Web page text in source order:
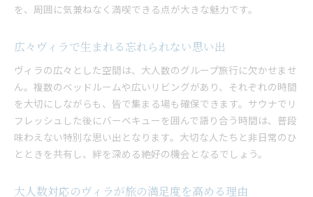
を、周囲に気兼ねなく満喫できる点が大きな魅力です。
広々ヴィラで生まれる忘れられない思い出
ヴィラの広々とした空間は、大人数のグループ旅行に欠かせませ
ん。複数のベッドルームや広いリビングがあり、それぞれの時間
を大切にしながらも、皆で集まる場も確保できます。サウナでリ
フレッシュした後にバーベキューを囲んで語り合う時間は、普段
味わえない特別な思い出となります。大切な人たちと非日常のひ
とときを共有し、絆を深める絶好の機会となるでしょう。
大人数対応のヴィラが旅の満足度を高める理由